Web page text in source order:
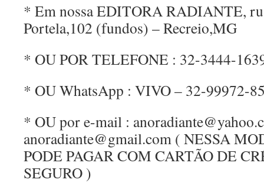
* Em nossa EDITORA RADIANTE,
Portela,102 (fundos) – Recreio,MG
* OU POR TELEFONE : 32-3444-
* OU WhatsApp : VIVO – 32-99972-
* OU por e-mail :
anoradiante@gmail.com ( NESSA
PODE PAGAR COM CARTÃO DE
SEGURO )